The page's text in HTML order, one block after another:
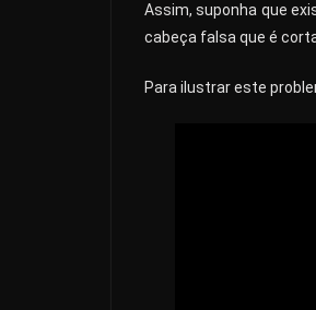
Assim, suponha que
cabeça falsa que é
Para ilustrar este